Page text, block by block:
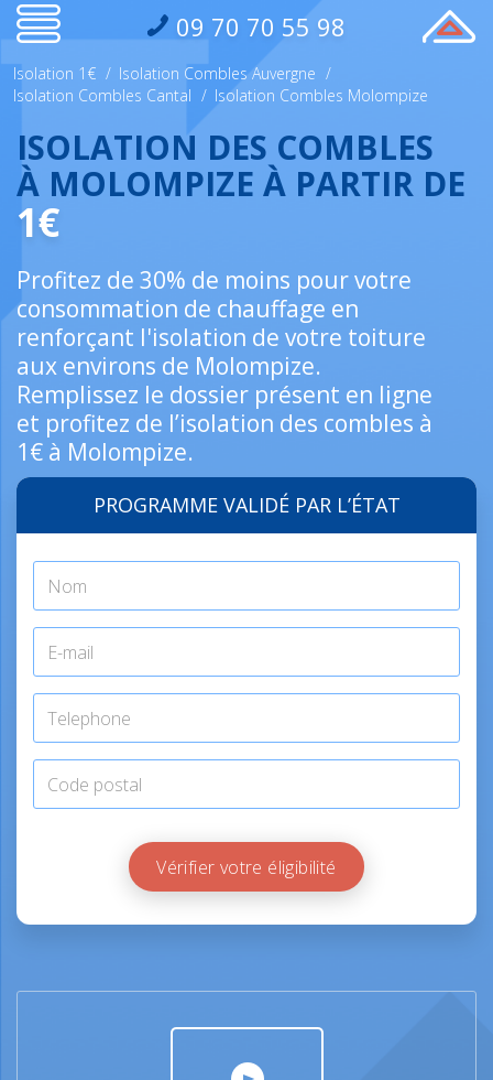
09 70 70 55 98
Isolation 1€ / Isolation Combles Auvergne /
Isolation Combles Cantal / Isolation Combles Molompize
ISOLATION DES COMBLES
À MOLOMPIZE À PARTIR DE
1€
Profitez de 30% de moins pour votre
consommation de chauffage en
renforçant l'isolation de votre toiture
aux environs de Molompize.
Remplissez le dossier présent en ligne
et profitez de l’isolation des combles à
1€ à Molompize.
PROGRAMME VALIDÉ PAR L’ÉTAT
Vérifier votre éligibilité